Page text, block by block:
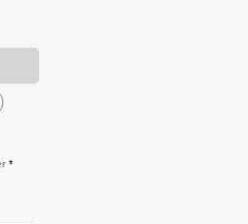
*